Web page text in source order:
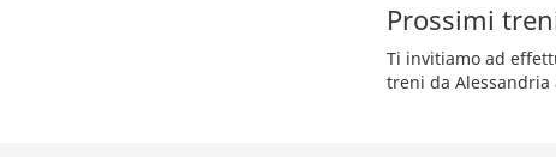
Prossimi
Ti invitiamo ad
treni da Alessandria